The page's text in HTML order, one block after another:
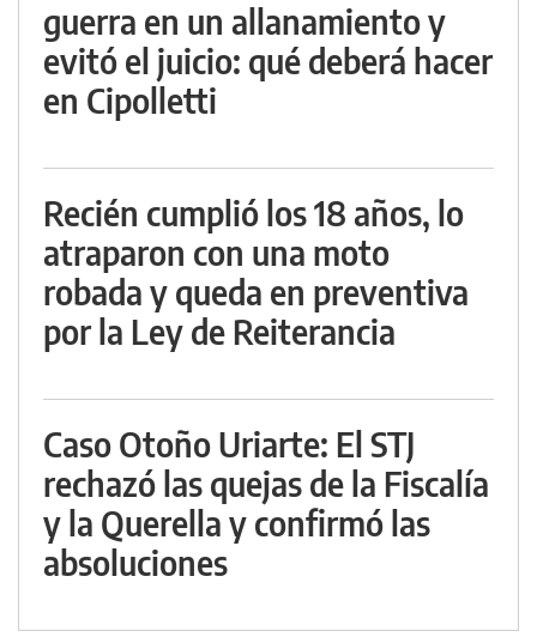
guerra en un allanamiento y
evitó el juicio: qué deberá hacer
en Cipolletti
Recién cumplió los 18 años, lo
atraparon con una moto
robada y queda en preventiva
por la Ley de Reiterancia
Caso Otoño Uriarte: El STJ
rechazó las quejas de la Fiscalía
y la Querella y confirmó las
absoluciones